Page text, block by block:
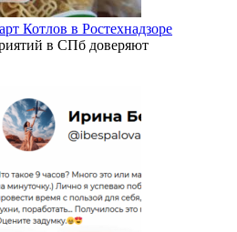
Котлов в Ростехнадзоре
в СПб доверяют